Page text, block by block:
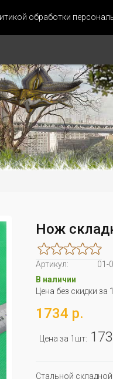
обработки
Нож
Артикул:
01-
В наличии
Цена без скидки за
1734 р.
Цена за 1шт:
Стальной